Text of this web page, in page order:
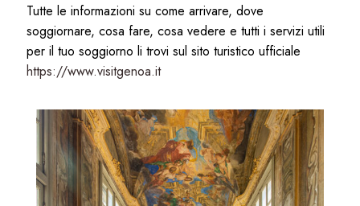
Tutte le informazioni su come arrivare, dove
soggiornare, cosa fare, cosa vedere e tutti i servizi utili
per il tuo soggiorno li trovi sul sito turistico ufficiale
https://www.visitgenoa.it